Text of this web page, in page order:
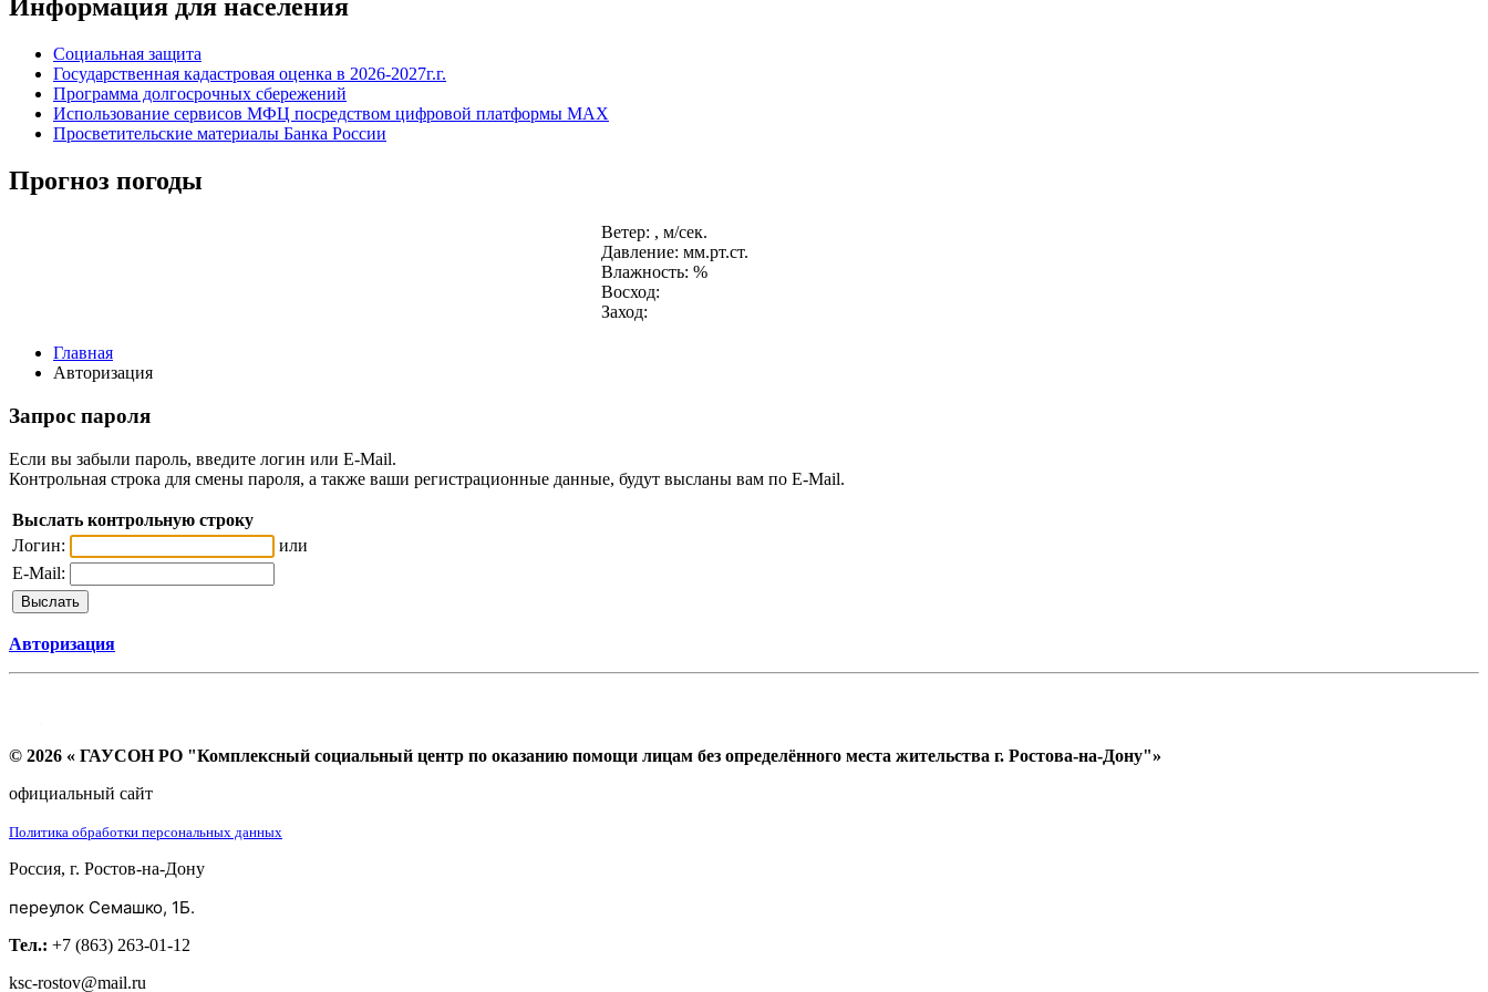
Информация для населения
Социальная защита
Государственная кадастровая оценка в 2026-2027г.г.
Программа долгосрочных сбережений
Использование сервисов МФЦ посредством цифровой платформы MAX
Просветительские материалы Банка России
Прогноз погоды
Ветер: , м/сек.
Давление: мм.рт.ст.
Влажность: %
Восход:
Заход:
Главная
Авторизация
Запрос пароля
Если вы забыли пароль, введите логин или E-Mail.
Контрольная строка для смены пароля, а также ваши регистрационные данные, будут высланы вам по E-Mail.
Выслать контрольную строку
Логин:
или
E-Mail:
Авторизация
© 2026 « ГАУСОН РО "Комплексный социальный центр по оказанию помощи лицам без определённого места жительства г. Ростова-на-Дону"»
официальный сайт
Политика обработки персональных данных
Россия, г. Ростов-на-Дону
переулок Семашко, 1Б.
Тел.: +7 (863) 263-01-12
ksc-rostov@mail.ru